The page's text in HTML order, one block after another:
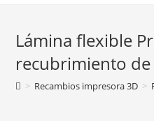
Lámina flexible
recubrimiento
> Recambios impresora 3D >